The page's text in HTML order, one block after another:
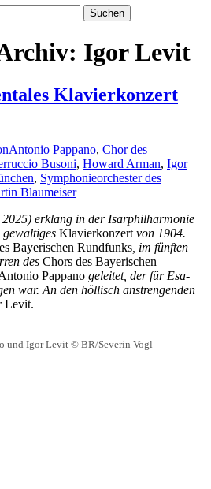
Igor Levit
Klavierkonzert
Antonio Pappano, Chor des
Busoni, Howard Arman, Igor
, Symphonieorchester des
Blaumeiser
erklang in der Isarphilharmonie
gewaltiges Klavierkonzert von 1904.
Bayerischen Rundfunks , im fünften
des Chors des Bayerischen
Pappano geleitet, der für Esa-
war. An den höllisch anstrengenden
Levit.
und Igor Levit © BR/Severin Vogl